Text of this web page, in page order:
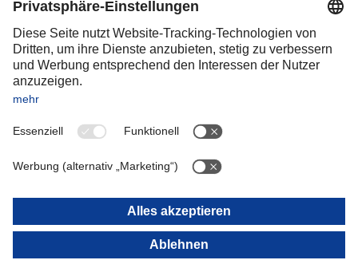
Romania
Slovakia
Spain
Sweden
Switzerland
OCEANIA